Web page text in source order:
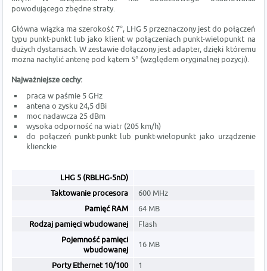
powodującego zbędne straty.
Główna wiązka ma szerokość 7°, LHG 5 przeznaczony jest do połączeń
typu punkt-punkt lub jako klient w połączeniach punkt-wielopunkt na
dużych dystansach. W zestawie dołączony jest adapter, dzięki któremu
można nachylić antenę pod kątem 5° (względem oryginalnej pozycji).
Najważniejsze cechy:
praca w paśmie 5 GHz
antena o zysku 24,5 dBi
moc nadawcza 25 dBm
wysoka odporność na wiatr (205 km/h)
do połączeń punkt-punkt lub punkt-wielopunkt jako urządzenie
klienckie
LHG 5 (RBLHG-5nD)
Taktowanie procesora
600 MHz
Pamięć RAM
64 MB
Rodzaj pamięci wbudowanej
Flash
Pojemność pamięci
wbudowanej
16 MB
Porty Ethernet 10/100
1